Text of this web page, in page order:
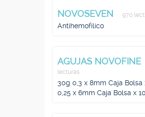
NOVOSEVEN 970
Antihemofílico
AGUJAS NOVOFINE
lecturas
30g 0,3 x 8mm Caja Bolsa
0,25 x 6mm Caja Bolsa x 10